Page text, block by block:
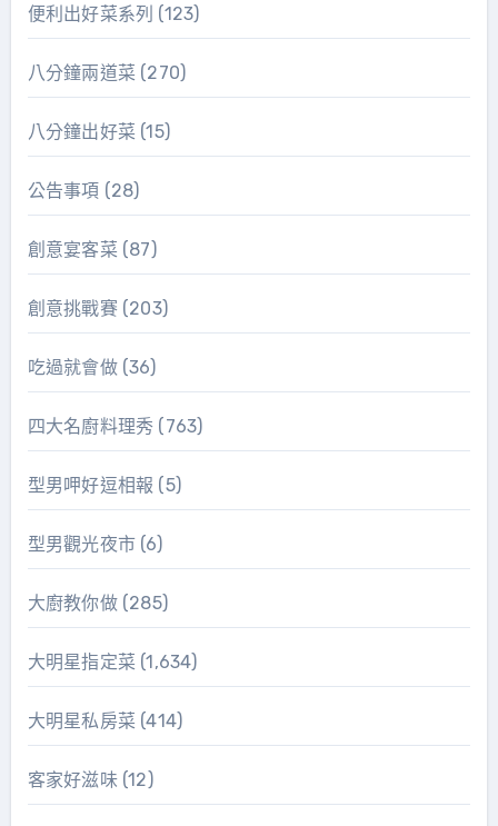
便利出好菜系列 (123)
八分鐘兩道菜 (270)
八分鐘出好菜 (15)
公告事項 (28)
創意宴客菜 (87)
創意挑戰賽(203)
吃過就會做(36)
四大名廚料理秀 (763)
型男呷好逗相報 (5)
型男觀光夜市(6)
大廚教你做(285)
大明星指定菜 (1,634)
大明星私房菜 (414)
客家好滋味(12)